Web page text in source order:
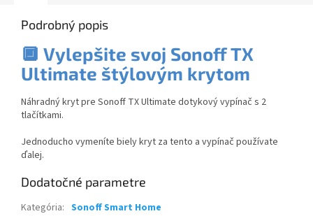
Podrobný popis
🔲 Vylepšite svoj Sonoff TX
Ultimate štýlovým krytom
Náhradný kryt pre Sonoff TX Ultimate dotykový vypínač s 2
tlačítkami.
Jednoducho vymeníte biely kryt za tento a vypínač používate
ďalej.
Dodatočné parametre
Kategória: Sonoff Smart Home